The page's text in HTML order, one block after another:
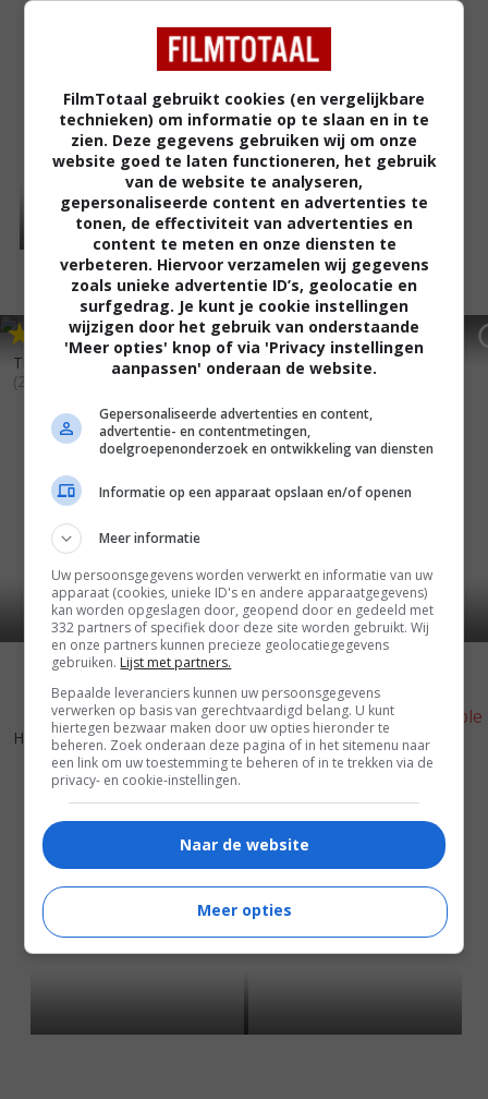
The Magic of Ordinary Days
(2005)
3,5
The Fog (2005)
5,0
Hope Springs (2003) 6,3
In the Name of the People
(2000)
FilmTotaal gebruikt cookies (en vergelijkbare
technieken) om informatie op te slaan en in te
zien. Deze gegevens gebruiken wij om onze
website goed te laten functioneren, het gebruik
van de website te analyseren,
gepersonaliseerde content en advertenties te
tonen, de effectiviteit van advertenties en
content te meten en onze diensten te
verbeteren. Hiervoor verzamelen wij gegevens
zoals unieke advertentie ID’s, geolocatie en
surfgedrag. Je kunt je cookie instellingen
wijzigen door het gebruik van onderstaande
'Meer opties' knop of via 'Privacy instellingen
aanpassen' onderaan de website.
Gepersonaliseerde advertenties en content,
advertentie- en contentmetingen,
doelgroepenonderzoek en ontwikkeling van diensten
Informatie op een apparaat opslaan en/of openen
Meer informatie
Uw persoonsgegevens worden verwerkt en informatie van uw
apparaat (cookies, unieke ID's en andere apparaatgegevens)
kan worden opgeslagen door, geopend door en gedeeld met
332 partners of specifiek door deze site worden gebruikt. Wij
en onze partners kunnen precieze geolocatiegegevens
gebruiken. Lijst met partners.
Bepaalde leveranciers kunnen uw persoonsgegevens
verwerken op basis van gerechtvaardigd belang. U kunt
hiertegen bezwaar maken door uw opties hieronder te
beheren. Zoek onderaan deze pagina of in het sitemenu naar
een link om uw toestemming te beheren of in te trekken via de
privacy- en cookie-instellingen.
Naar de website
Meer opties